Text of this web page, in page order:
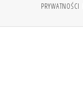
PRYWATNOŚCI